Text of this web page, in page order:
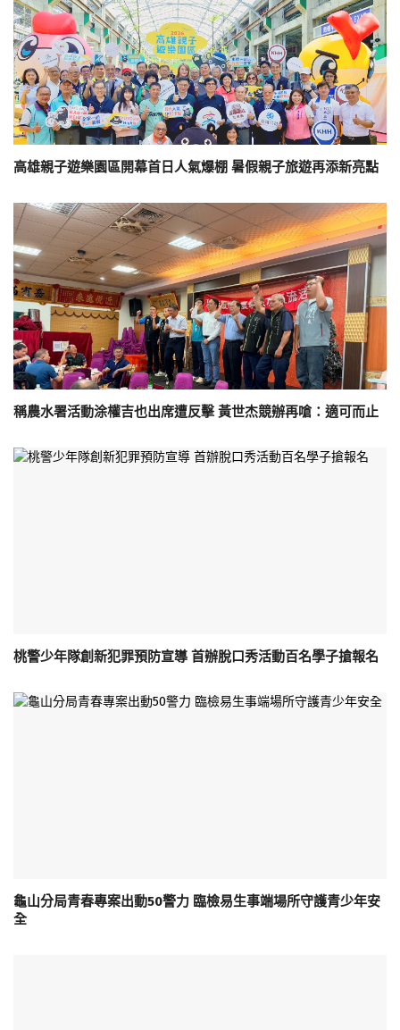
高雄親子遊樂園區開幕首日人氣爆棚 暑假親子旅遊再添新亮點
稱農水署活動涂權吉也出席遭反擊 黃世杰競辦再嗆：適可而止
桃警少年隊創新犯罪預防宣導 首辦脫口秀活動百名學子搶報名
龜山分局青春專案出動50警力 臨檢易生事端場所守護青少年安
全